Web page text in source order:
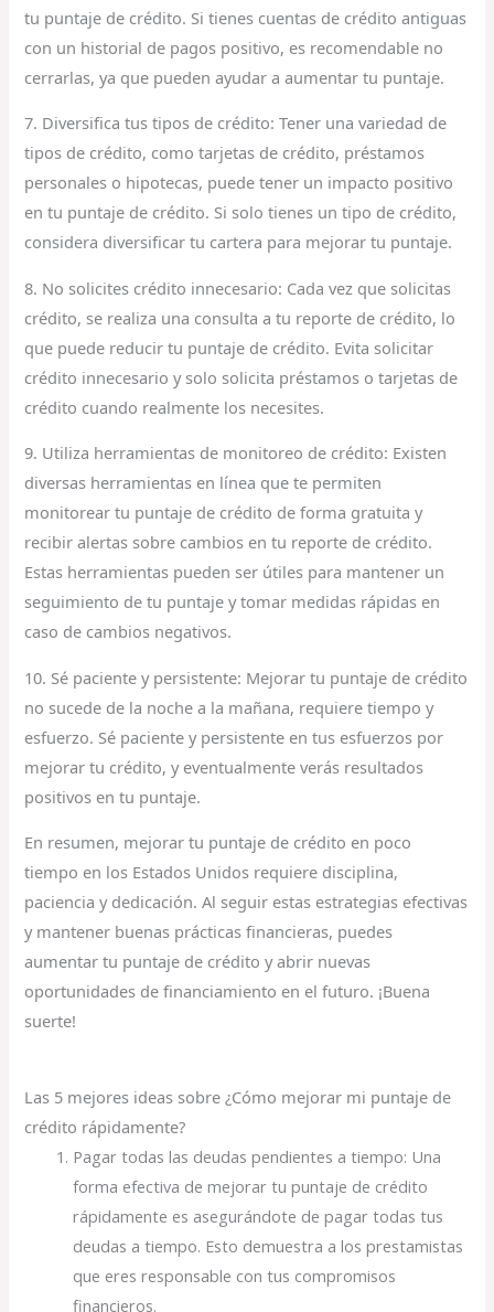
tu puntaje de crédito. Si tienes cuentas de crédito antiguas
con un historial de pagos positivo, es recomendable no
cerrarlas, ya que pueden ayudar a aumentar tu puntaje.
7. Diversifica tus tipos de crédito: Tener una variedad de
tipos de crédito, como tarjetas de crédito, préstamos
personales o hipotecas, puede tener un impacto positivo
en tu puntaje de crédito. Si solo tienes un tipo de crédito,
considera diversificar tu cartera para mejorar tu puntaje.
8. No solicites crédito innecesario: Cada vez que solicitas
crédito, se realiza una consulta a tu reporte de crédito, lo
que puede reducir tu puntaje de crédito. Evita solicitar
crédito innecesario y solo solicita préstamos o tarjetas de
crédito cuando realmente los necesites.
9. Utiliza herramientas de monitoreo de crédito: Existen
diversas herramientas en línea que te permiten
monitorear tu puntaje de crédito de forma gratuita y
recibir alertas sobre cambios en tu reporte de crédito.
Estas herramientas pueden ser útiles para mantener un
seguimiento de tu puntaje y tomar medidas rápidas en
caso de cambios negativos.
10. Sé paciente y persistente: Mejorar tu puntaje de crédito
no sucede de la noche a la mañana, requiere tiempo y
esfuerzo. Sé paciente y persistente en tus esfuerzos por
mejorar tu crédito, y eventualmente verás resultados
positivos en tu puntaje.
En resumen, mejorar tu puntaje de crédito en poco
tiempo en los Estados Unidos requiere disciplina,
paciencia y dedicación. Al seguir estas estrategias efectivas
y mantener buenas prácticas financieras, puedes
aumentar tu puntaje de crédito y abrir nuevas
oportunidades de financiamiento en el futuro. ¡Buena
suerte!
Las 5 mejores ideas sobre ¿Cómo mejorar mi puntaje de
crédito rápidamente?
Pagar todas las deudas pendientes a tiempo: Una
forma efectiva de mejorar tu puntaje de crédito
rápidamente es asegurándote de pagar todas tus
deudas a tiempo. Esto demuestra a los prestamistas
que eres responsable con tus compromisos
financieros.